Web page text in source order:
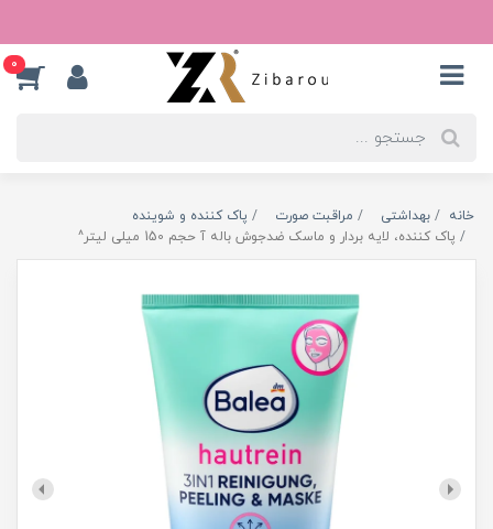
0
خانه بهداشتی مراقبت صورت
پاک کننده و شوینده
پاک کننده، لایه بردار و ماسک ضدجوش باله آ حجم 150 میلی لیتر^